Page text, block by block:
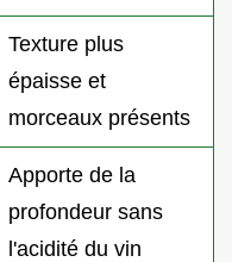
Texture plus
épaisse et
morceaux présents
Apporte de la
profondeur sans
l'acidité du vin